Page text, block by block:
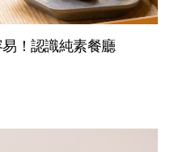
！認識純素餐廳